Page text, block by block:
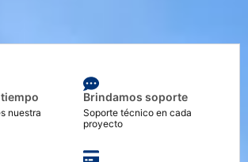
nuestra
Brindamos soporte
Soporte técnico en cada
proyecto